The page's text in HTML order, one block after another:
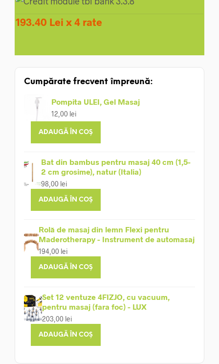
193.40 Lei x 4 rate
Cumpărate frecvent împreună:
Pompita ULEI, Gel Masaj
12,00 lei
ADAUGĂ ÎN COȘ
Bat din bambus pentru masaj 40 cm (1,5-
2 cm grosime), natur (Italia)
98,00 lei
ADAUGĂ ÎN COȘ
Rolă de masaj din lemn Flexi pentru
Maderotherapy - Instrument de automasaj
194,00 lei
ADAUGĂ ÎN COȘ
Set 12 ventuze 4FIZJO, cu vacuum,
pentru masaj (fara foc) - LUX
203,00 lei
ADAUGĂ ÎN COȘ